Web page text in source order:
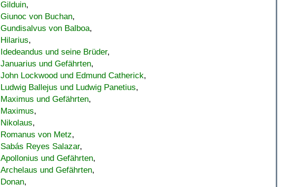
Gilduin,
Giunoc von Buchan,
Gundisalvus von Balboa,
Hilarius,
Idedeandus und seine Brüder,
Januarius und Gefährten,
John Lockwood und Edmund Catherick,
Ludwig Ballejus und Ludwig Panetius,
Maximus und Gefährten,
Maximus,
Nikolaus,
Romanus von Metz,
Sabás Reyes Salazar,
Apollonius und Gefährten,
Archelaus und Gefährten,
Donan,